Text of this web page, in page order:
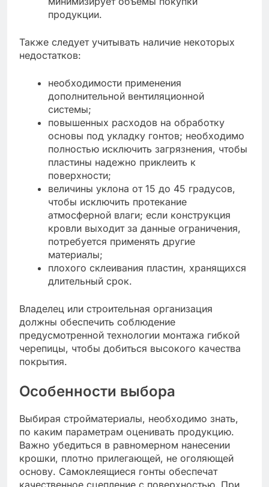
продукции.
Также следует учитывать наличие некоторых
недостатков:
необходимости применения
дополнительной вентиляционной
системы;
повышенных расходов на обработку
основы под укладку гонтов; необходимо
полностью исключить загрязнения, чтобы
пластины надежно приклеить к
поверхности;
величины уклона от 15 до 45 градусов,
чтобы исключить протекание
атмосферной влаги; если конструкция
кровли выходит за данные ограничения,
потребуется применять другие
материалы;
плохого склеивания пластин, хранящихся
длительный срок.
Владелец или строительная организация
должны обеспечить соблюдение
предусмотренной технологии монтажа гибкой
черепицы, чтобы добиться высокого качества
покрытия.
Особенности выбора
Выбирая стройматериалы, необходимо знать,
по каким параметрам оценивать продукцию.
Важно убедиться в равномерном нанесении
крошки, плотно прилегающей, не оголяющей
основу. Самоклеящиеся гонты обеспечат
качественное сцепление с поверхностью. При